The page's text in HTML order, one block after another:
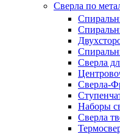
Сверла по
Сверла
Сверла-
Наборы
Сверла